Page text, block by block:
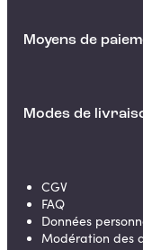
Moyens de
Modes de
CGV
FAQ
Données
Modération des